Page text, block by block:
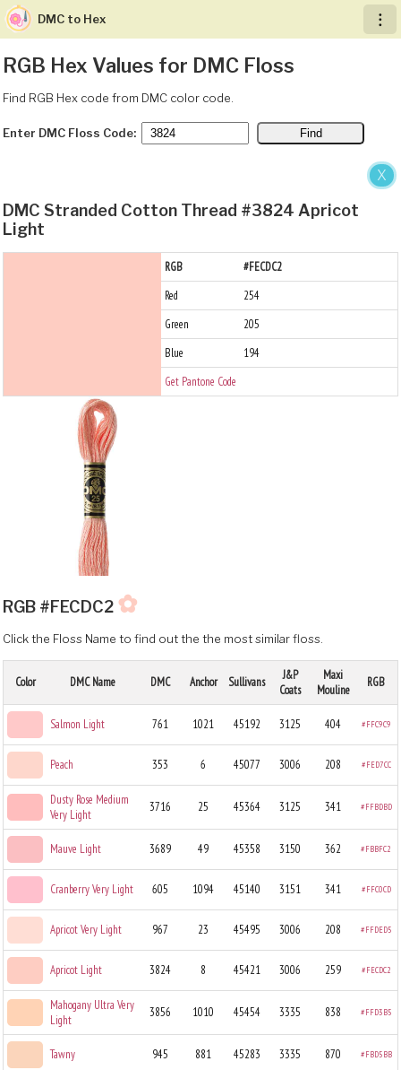
X
︙
DMC to Hex
RGB Hex Values for DMC Floss
Find RGB Hex code from DMC color code.
Enter DMC Floss Code:
DMC Stranded Cotton Thread #3824 Apricot
Light
RGB
#FECDC2
Red
254
Green
205
Blue
194
Get Pantone Code
RGB #FECDC2 ✿
Click the Floss Name to find out the the most similar floss.
Color DMC Name DMC Anchor Sullivans
J&P
Coats
Maxi
Mouline
RGB
Salmon Light 761 1021 45192 3125 404 #FFC9C9
Peach 353 6 45077 3006 208 #FED7CC
Dusty Rose Medium
Very Light
3716 25 45364 3125 341 #FFBDBD
Mauve Light 3689 49 45358 3150 362 #FBBFC2
Cranberry Very Light 605 1094 45140 3151 341 #FFC0CD
Apricot Very Light 967 23 45495 3006 208 #FFDED5
Apricot Light 3824 8 45421 3006 259 #FECDC2
Mahogany Ultra Very
Light
3856 1010 45454 3335 838 #FFD3B5
Tawny 945 881 45283 3335 870 #FBD5BB